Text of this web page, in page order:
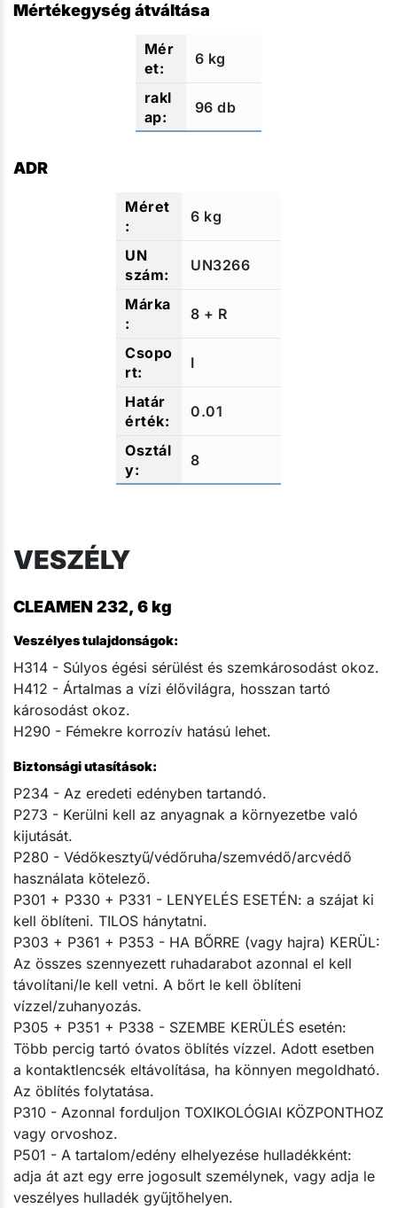
Mértékegység átváltása
6 kg
96 db
ADR
6 kg
UN3266
8 + R
I
0.01
8
VESZÉLY
CLEAMEN 232, 6 kg
Veszélyes tulajdonságok:
H314 - Súlyos égési sérülést és szemkárosodást okoz.
H412 - Ártalmas a vízi élővilágra, hosszan tartó
károsodást okoz.
H290 - Fémekre korrozív hatású lehet.
Biztonsági utasítások:
P234 - Az eredeti edényben tartandó.
P273 - Kerülni kell az anyagnak a környezetbe való
kijutását.
P280 - Védőkesztyű/védőruha/szemvédő/arcvédő
használata kötelező.
P301 + P330 + P331 - LENYELÉS ESETÉN: a szájat ki
kell öblíteni. TILOS hánytatni.
P303 + P361 + P353 - HA BŐRRE (vagy hajra) KERÜL:
Az összes szennyezett ruhadarabot azonnal el kell
távolítani/le kell vetni. A bőrt le kell öblíteni
vízzel/zuhanyozás.
P305 + P351 + P338 - SZEMBE KERÜLÉS esetén:
Több percig tartó óvatos öblítés vízzel. Adott esetben
a kontaktlencsék eltávolítása, ha könnyen megoldható.
Az öblítés folytatása.
P310 - Azonnal forduljon TOXIKOLÓGIAI KÖZPONTHOZ
vagy orvoshoz.
P501 - A tartalom/edény elhelyezése hulladékként:
adja át azt egy erre jogosult személynek, vagy adja le
veszélyes hulladék gyűjtőhelyen.